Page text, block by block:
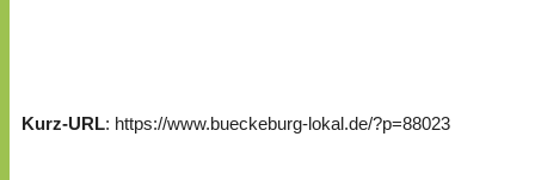
Kurz-URL: https://www.bueckeburg-lokal.de/?p=88023